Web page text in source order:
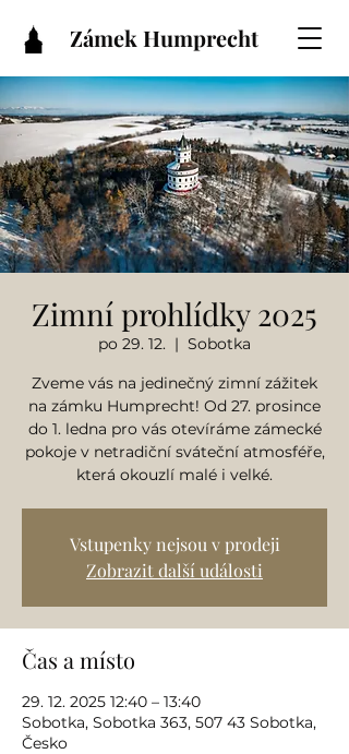
Zámek Humprecht
Zimní prohlídky 2025
po 29. 12.
  |
Sobotka
Zveme vás na jedinečný zimní zážitek
na zámku Humprecht! Od 27. prosince
do 1. ledna pro vás otevíráme zámecké
pokoje v netradiční sváteční atmosféře,
která okouzlí malé i velké.
Vstupenky nejsou v prodeji
Zobrazit další události
Čas a místo
29. 12. 2025 12:40 – 13:40
Sobotka, Sobotka 363, 507 43 Sobotka,
Česko